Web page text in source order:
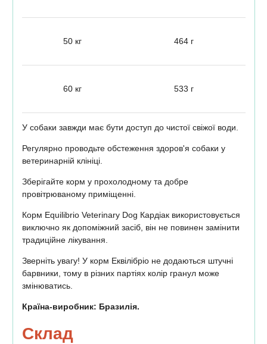
50 кг 464 г
60 кг 533 г
У собаки завжди має бути доступ до чистої свіжої води.
Регулярно проводьте обстеження здоров'я собаки у
ветеринарній клініці.
Зберігайте корм у прохолодному та добре
провітрюваному приміщенні.
Корм Equilibrio Veterinary Dog Кардіак використовується
виключно як допоміжний засіб, він не повинен замінити
традиційне лікування.
Зверніть увагу! У корм Еквілібріо не додаються штучні
барвники, тому в різних партіях колір гранул може
змінюватись.
Країна-виробник: Бразилія.
Склад